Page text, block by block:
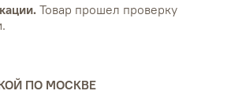
Товар прошел проверку
ПО МОСКВЕ